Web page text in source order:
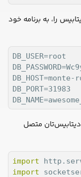
را، به برنامه خود
DB_USER=root
DB_PORT=31983
دیتابیس‌تان متصل
import
import